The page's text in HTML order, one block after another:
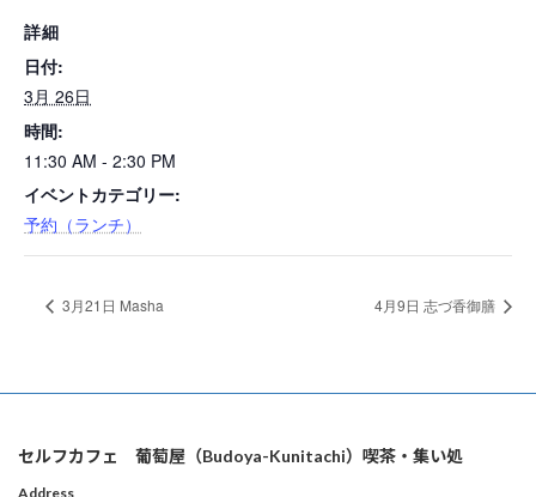
詳細
日付:
3月 26日
時間:
11:30 AM - 2:30 PM
イベントカテゴリー:
予約（ランチ）
3月21日 Masha 4月9日 志づ香御膳
セルフカフェ 葡萄屋（Budoya-Kunitachi）喫茶・集い処
Address